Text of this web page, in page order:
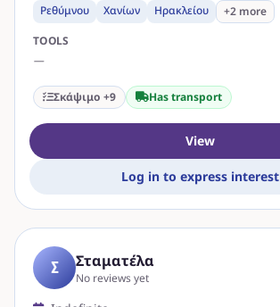
Ρεθύμνου
Χανίων Ηρακλείου
+2 more
TOOLS
—
Σκάψιμο +9 Has transport
View
Log in to express interest
Σ Σταματέλα
No reviews yet